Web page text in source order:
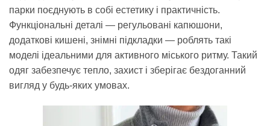
парки поєднують в собі естетику і практичність.
Функціональні деталі — регульовані капюшони,
додаткові кишені, знімні підкладки — роблять такі
моделі ідеальними для активного міського ритму. Такий
одяг забезпечує тепло, захист і зберігає бездоганний
вигляд у будь-яких умовах.